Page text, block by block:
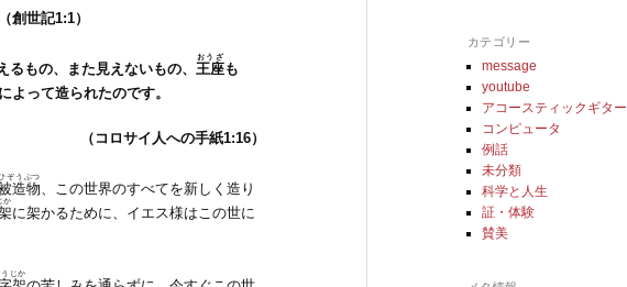
創世記1:1）
もの、また見えないもの、 王座
おうざ
も
によって造られたのです。
（コロサイ人への手紙1:16）
造物
ぞうぶつ
、この世界のすべてを新しく造り
か
に架かるために、イエス様はこの世に
うじか
カテゴリー
message
youtube
アコースティックギター
コンピュータ
例話
未分類
科学と人生
証・体験
賛美